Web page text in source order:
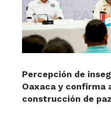
Percepción de
Oaxaca y confirma
construcción de